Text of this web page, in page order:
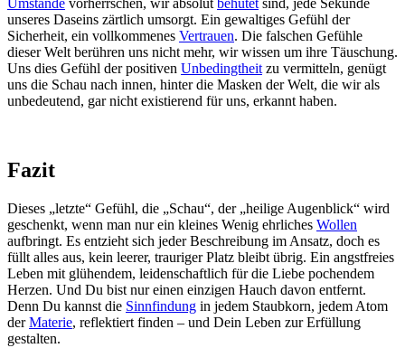
Umstände vorherrschen, wir absolut behütetsind, jede Sekunde
unseres Daseins zärtlich umsorgt. Ein gewaltiges Gefühl der
Sicherheit, ein vollkommenes Vertrauen. Die falschen Gefühle
dieser Welt berühren uns nicht mehr, wir wissen um ihre Täuschung.
Uns dies Gefühl der positiven Unbedingtheitzu vermitteln, genügt
uns die Schau nach innen, hinter die Masken der Welt, die wir als
unbedeutend, gar nicht existierend für uns, erkannt haben.
Fazit
Dieses „letzte“ Gefühl, die „Schau“, der „heilige Augenblick“ wird
geschenkt, wenn man nur ein kleines Wenig ehrliches Wollen
aufbringt. Es entzieht sich jeder Beschreibung im Ansatz, doch es
füllt alles aus, kein leerer, trauriger Platz bleibt übrig. Ein angstfreies
Leben mit glühendem, leidenschaftlich für die Liebe pochendem
Herzen. Und Du bist nur einen einzigen Hauch davon entfernt.
Denn Du kannst die Sinnfindung in jedem Staubkorn, jedem Atom
derMaterie, reflektiert finden – und Dein Leben zur Erfüllung
gestalten.